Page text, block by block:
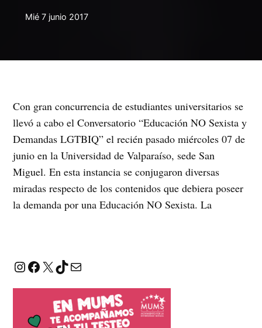
Mié 7 junio 2017
Con gran concurrencia de estudiantes universitarios se
llevó a cabo el Conversatorio “Educación NO Sexista y
Demandas LGTBIQ” el recién pasado miércoles 07 de
junio en la Universidad de Valparaíso, sede San
Miguel. En esta instancia se conjugaron diversas
miradas respecto de los contenidos que debiera poseer
la demanda por una Educación NO Sexista. La
Instagram
Facebook
X TikTok
Correo electrónico